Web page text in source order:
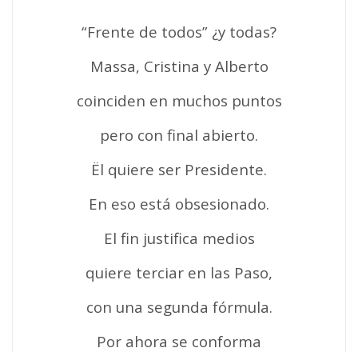
“Frente de todos” ¿y todas?
Massa, Cristina y Alberto
coinciden en muchos puntos
pero con final abierto.
Ël quiere ser Presidente.
En eso está obsesionado.
El fin justifica medios
quiere terciar en las Paso,
con una segunda fórmula.
Por ahora se conforma